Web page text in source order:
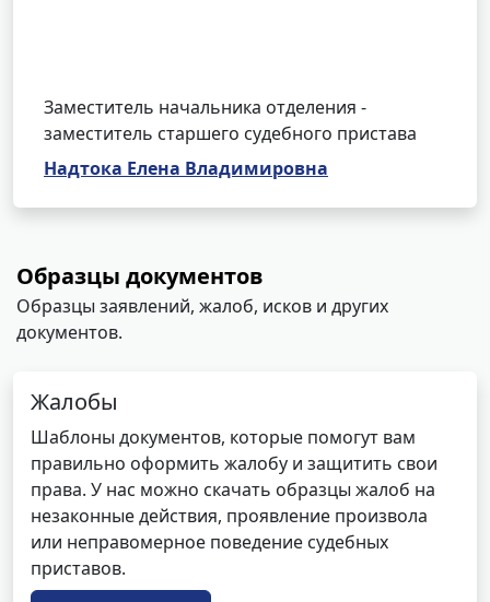
Заместитель начальника отделения -
заместитель старшего судебного пристава
Надтока Елена Владимировна
Образцы документов
Образцы заявлений, жалоб, исков и других
документов.
Жалобы
Шаблоны документов, которые помогут вам
правильно оформить жалобу и защитить свои
права. У нас можно скачать образцы жалоб на
незаконные действия, проявление произвола
или неправомерное поведение судебных
приставов.